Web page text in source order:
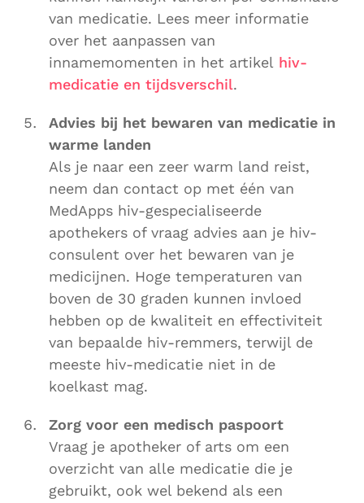
van medicatie. Lees meer informatie
over het aanpassen van
innamemomenten in het artikel hiv-
medicatie en tijdsverschil.
Advies bij het bewaren van medicatie in
warme landen
Als je naar een zeer warm land reist,
neem dan contact op met één van
MedApps hiv-gespecialiseerde
apothekers of vraag advies aan je hiv-
consulent over het bewaren van je
medicijnen. Hoge temperaturen van
boven de 30 graden kunnen invloed
hebben op de kwaliteit en effectiviteit
van bepaalde hiv-remmers, terwijl de
meeste hiv-medicatie niet in de
koelkast mag.
Zorg voor een medisch paspoort
Vraag je apotheker of arts om een
overzicht van alle medicatie die je
gebruikt, ook wel bekend als een